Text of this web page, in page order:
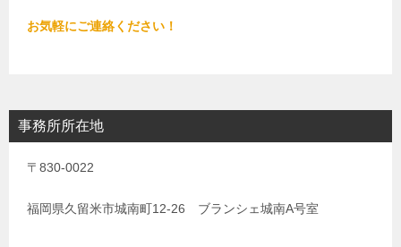
お気軽にご連絡ください！
事務所所在地
〒830-0022
福岡県久留米市城南町12-26 ブランシェ城南A号室